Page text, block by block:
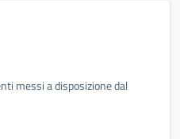
messi a disposizione dal